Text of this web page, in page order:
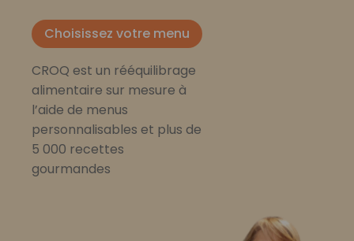
Choisissez votre menu
CROQ est un rééquilibrage
alimentaire sur mesure à
l’aide de menus
personnalisables et plus de
5 000 recettes
gourmandes